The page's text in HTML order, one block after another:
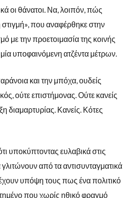
οι θάνατοι. Να, λοιπόν, πώς
στιγμή», που αναφέρθηκε στην
με την προετοιμασία της κοινής
υποφαινόμενη ατζέντα μέτρων.
και την μπόχα, ουδείς
ούτε επιστήμονας. Ούτε κανείς
διαμαρτυρίας. Κανείς. Κότες
υποκύπτοντας ευλαβικά στις
γλιτώνουν από τα αντισυνταγματικά
υπόψη τους πως ένα πολιτικό
που χωρίς ηθικό φραγμό